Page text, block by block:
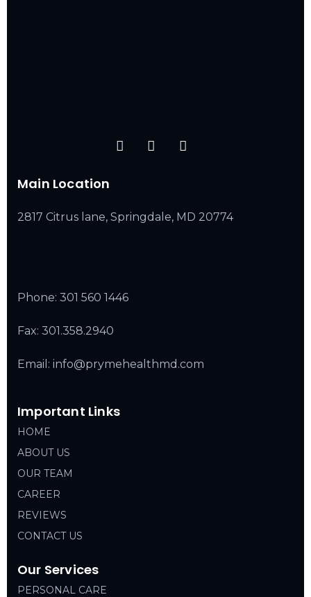
Main Location
2817 Citrus lane, Springdale, MD 20774
Phone: 301 560 1446
Fax: 301.358.2940
Email: info@prymehealthmd.com
Important Links
HOME
ABOUT US
OUR TEAM
CAREER
REVIEWS
CONTACT US
Our Services
PERSONAL CARE